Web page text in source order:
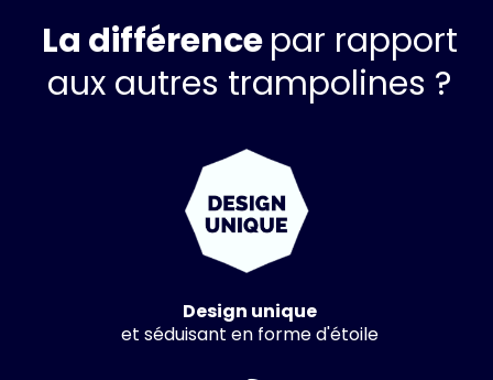
La différencepar rapport
aux autres trampolines ?
Design unique
et séduisant en forme d'étoile